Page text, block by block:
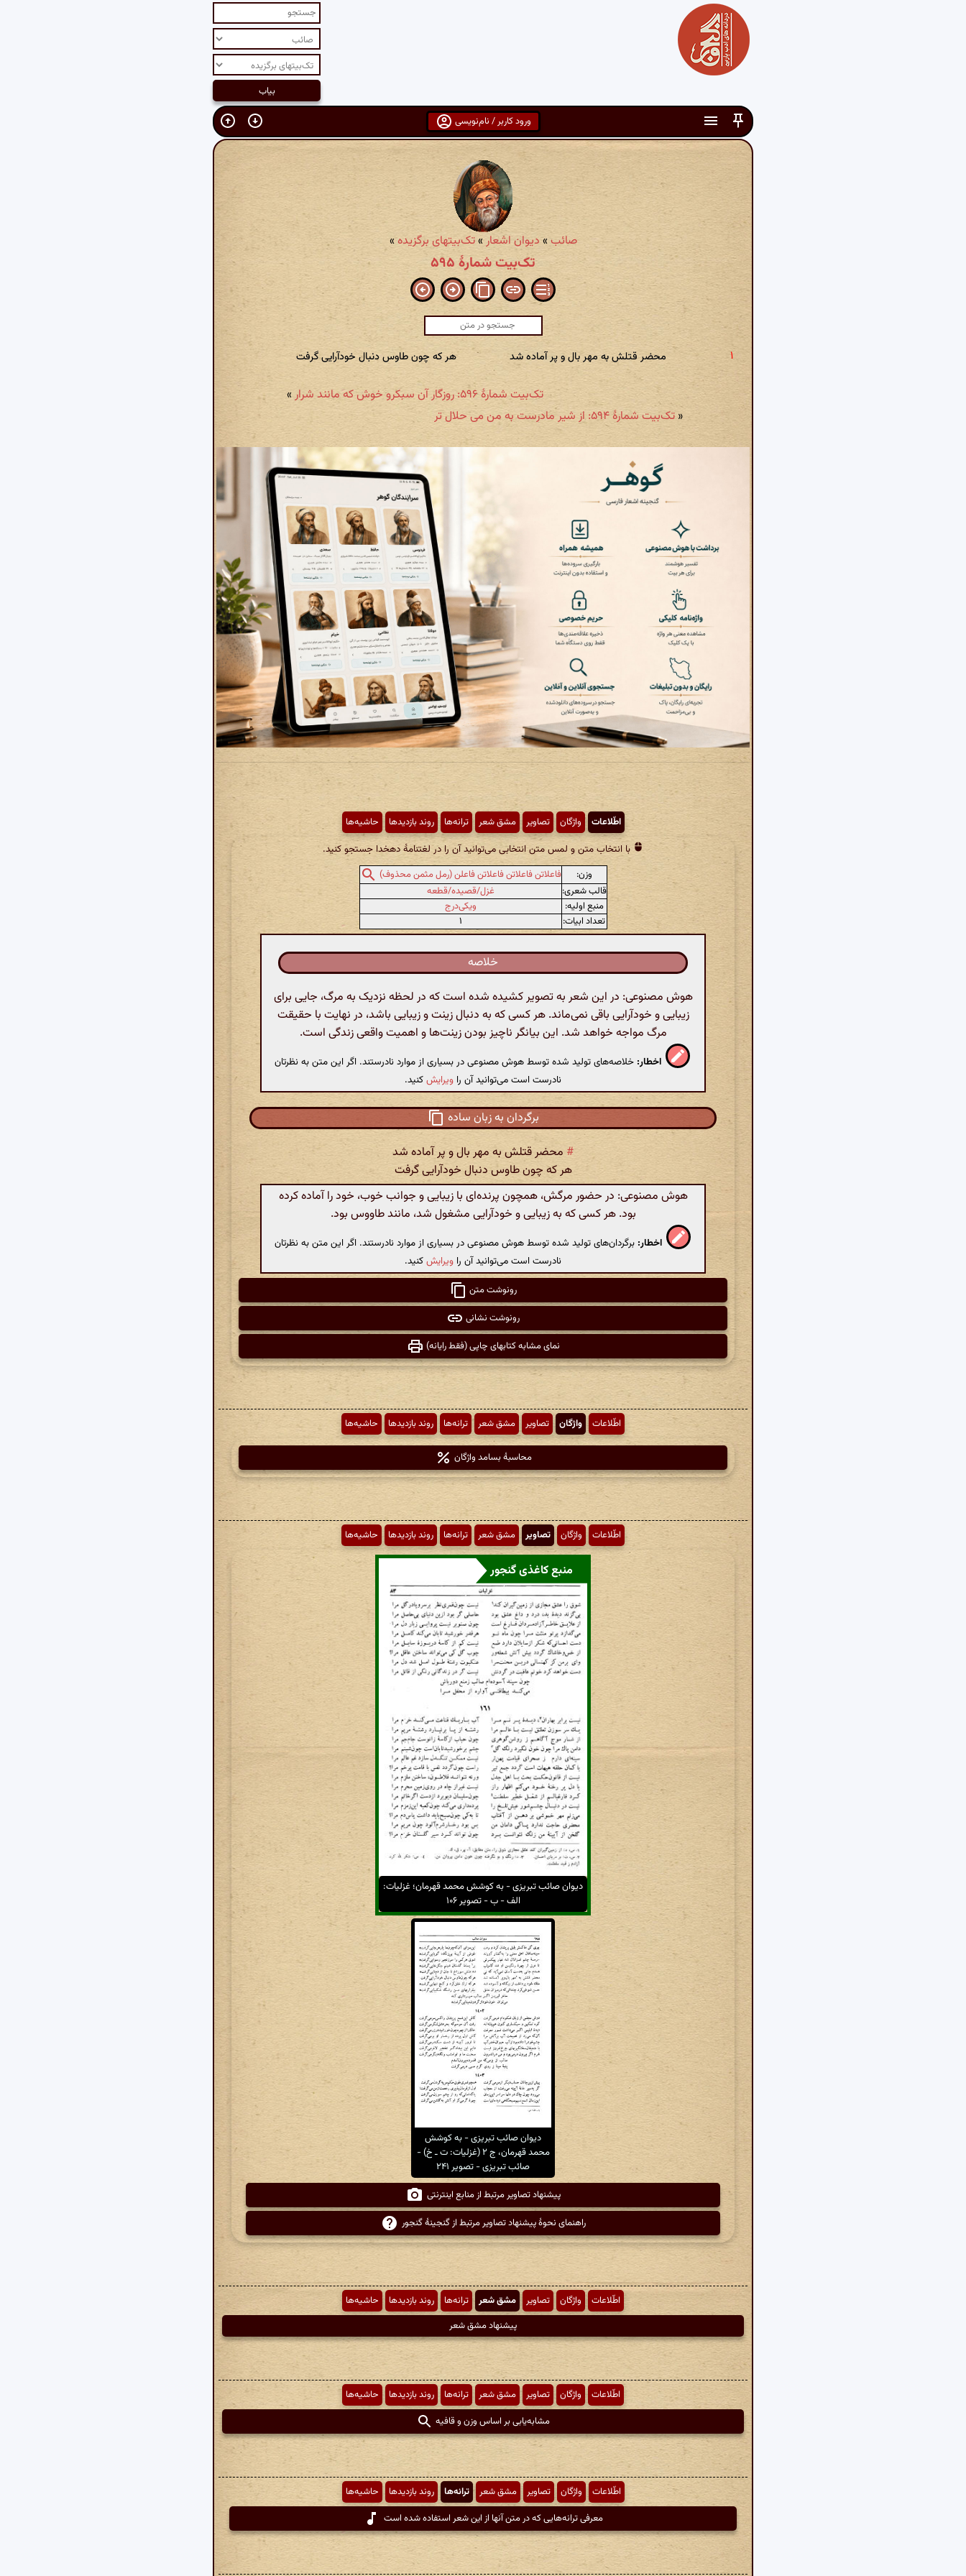
ورود کاربر / نام‌نویسی
صائب»دیوان اشعار »تک‌بیتهای برگزیده»
تک‌بیت شمارهٔ ۵۹۵
محضر قتلش به مهر بال و پر آماده شد هر که چون طاوس دنبال خودآرایی گرفت
تک‌بیت شمارهٔ ۵۹۶: روزگار آن سبکرو خوش که مانند شرار
»
« تک‌بیت شمارهٔ ۵۹۴: از شیر مادرست به من می حلال تر
اطّلاعات واژگان تصاویر مشق شعر ترانه‌ها روند بازدیدها حاشیه‌ها
با انتخاب متن و لمس متن انتخابی می‌توانید آن را در لغتنامهٔ دهخدا جستجو کنید.
وزن:
فاعلاتن فاعلاتن فاعلاتن فاعلن (رمل مثمن محذوف)
قالب شعری:
غزل/قصیده/قطعه
منبع اولیه:
ویکی‌درج
تعداد ابیات:
۱
خلاصه
هوش مصنوعی: در این شعر به تصویر کشیده شده است که در لحظه نزدیک به مرگ، جایی برای
زیبایی و خودآرایی باقی نمی‌ماند. هر کسی که به دنبال زینت و زیبایی باشد، در نهایت با حقیقت
مرگ مواجه خواهد شد. این بیانگر ناچیز بودن زینت‌ها و اهمیت واقعی زندگی است.
اخطار: خلاصه‌های تولید شده توسط هوش مصنوعی در بسیاری از موارد نادرستند. اگر این متن به نظرتان
نادرست است می‌توانید آن را ویرایشکنید.
برگردان به زبان ساده
# محضر قتلش به مهر بال و پر آماده شد
هر که چون طاوس دنبال خودآرایی گرفت
هوش مصنوعی: در حضور مرگش، همچون پرنده‌ای با زیبایی و جوانب خوب، خود را آماده کرده
بود. هر کسی که به زیبایی و خودآرایی مشغول شد، مانند طاووس بود.
اخطار: برگردان‌های تولید شده توسط هوش مصنوعی در بسیاری از موارد نادرستند. اگر این متن به نظرتان
نادرست است می‌توانید آن را ویرایشکنید.
رونوشت متن
رونوشت نشانی
نمای مشابه کتابهای چاپی (فقط رایانه)
اطّلاعات واژگان تصاویر مشق شعر ترانه‌ها روند بازدیدها حاشیه‌ها
محاسبهٔ بسامد واژگان
اطّلاعات واژگان تصاویر مشق شعر ترانه‌ها روند بازدیدها حاشیه‌ها
منبع کاغذی گنجور
دیوان صائب تبریزی - به کوشش محمد قهرمان؛ غزلیات:
الف - ب - تصویر ۱۰۶
دیوان صائب تبریزی - به کوشش
محمد قهرمان، ج ۲ (غزلیات: ت ـ خ) -
صائب تبریزی - تصویر ۲۴۱
پیشنهاد تصاویر مرتبط از منابع اینترنتی
راهنمای نحوهٔ پیشنهاد تصاویر مرتبط از گنجینهٔ گنجور
اطّلاعات واژگان تصاویر مشق شعر ترانه‌ها روند بازدیدها
حاشیه‌ها
پیشنهاد مشق شعر
اطّلاعات واژگان تصاویر مشق شعر ترانه‌ها روند بازدیدها
حاشیه‌ها
مشابه‌یابی بر اساس وزن و قافیه
اطّلاعات واژگان تصاویر مشق شعر ترانه‌ها روند بازدیدها
حاشیه‌ها
معرفی ترانه‌هایی که در متن آنها از این شعر استفاده شده است